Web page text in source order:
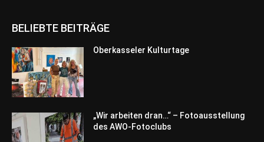
BELIEBTE BEITRÄGE
Oberkasseler Kulturtage
„Wir arbeiten dran…“ – Fotoausstellung
des AWO-Fotoclubs